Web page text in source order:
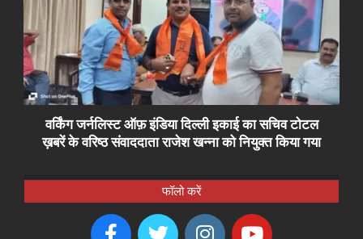
वर्किंग जर्नलिस्ट ऑफ़ इंडिया दिल्ली इकाई का सचिव टोटल
ख़बरें के वरिष्ठ संवाददाता राजेश खन्ना को नियुक्त किया गया
फॉलो करें